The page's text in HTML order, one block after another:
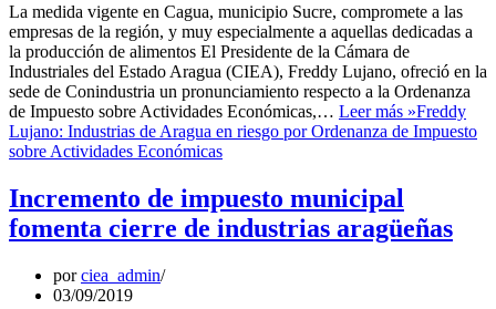
La medida vigente en Cagua, municipio Sucre, compromete a las
empresas de la región, y muy especialmente a aquellas dedicadas a
la producción de alimentos El Presidente de la Cámara de
Industriales del Estado Aragua (CIEA), Freddy Lujano, ofreció en la
sede de Conindustria un pronunciamiento respecto a la Ordenanza
de Impuesto sobre Actividades Económicas,… Leer más »Freddy
Lujano: Industrias de Aragua en riesgo por Ordenanza de Impuesto
sobre Actividades Económicas
Incremento de impuesto municipal
fomenta cierre de industrias aragüeñas
porciea_admin
03/09/2019